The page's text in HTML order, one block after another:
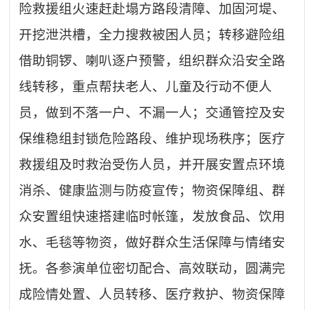
险救援组火速赶赴塌方路段清障、加固河堤、
开挖泄洪槽，全力搜救被困人员；转移避险组
借助铜锣、喇叭逐户预警，组织群众沿安全路
线转移，重点帮扶老人、儿童及行动不便人
员，做到不落一户、不漏一人；交通管控及安
保维稳组封锁危险路段、维护现场秩序；医疗
救援组及时救治受伤人员，并开展安置点环境
消杀、健康监测与防疫宣传；物资保障组、群
众安置组快速搭建临时帐篷，发放食品、饮用
水、毛毯等物资，做好群众生活保障与情绪安
抚。各参演单位密切配合、高效联动，圆满完
成险情处置、人员转移、医疗救护、物资保障